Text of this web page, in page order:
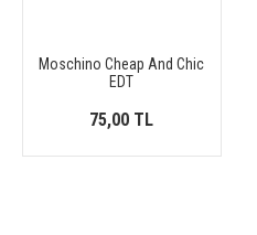
Moschino Cheap And Chic
EDT
75,00 TL